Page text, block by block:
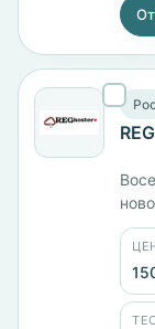
450